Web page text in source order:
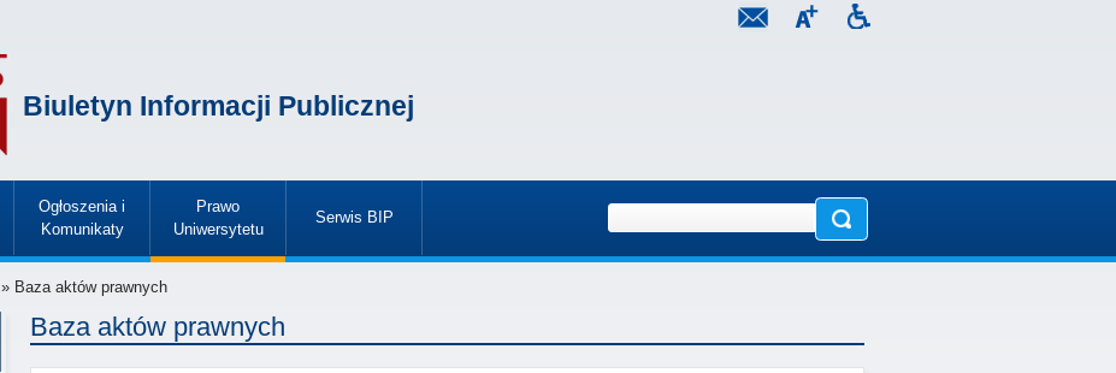
Biuletyn Informacji Publicznej
Ogłoszenia i
Komunikaty
»
Prawo
Uniwersytetu
»
Serwis BIP
»
» Baza aktów prawnych
Baza aktów prawnych